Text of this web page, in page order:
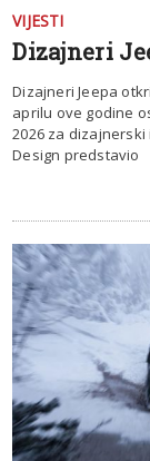
VIJESTI
Dizajneri
Dizajneri Jeepa
aprilu ove godine
2026 za
Design predstavio